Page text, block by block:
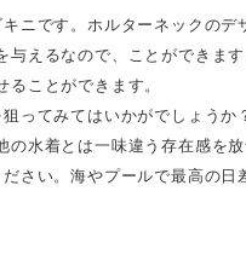
ニです。ホルターネックの
えるなので、ことができま
ことができます。
ってみてはいかがでしょうか
水着とは一味違う存在感を放
さい。海やプールで最高の